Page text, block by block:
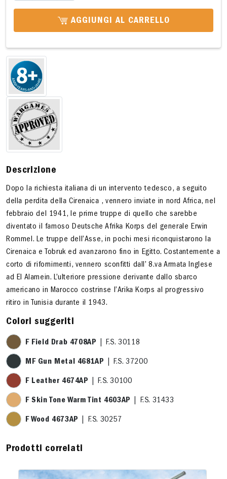
AGGIUNGI AL CARRELLO
Descrizione
Dopo la richiesta italiana di un intervento tedesco, a seguito
della perdita della Cirenaica , vennero inviate in nord Africa, nel
febbraio del 1941, le prime truppe di quello che sarebbe
diventato il famoso Deutsche Afrika Korps del generale Erwin
Rommel. Le truppe dell’Asse, in pochi mesi riconquistarono la
Cirenaica e Tobruk ed avanzarono fino in Egitto. Costantemente a
corto di rifornimenti, vennero sconfitti dall’ 8.va Armata Inglese
ad El Alamein. L’ulteriore pressione derivante dallo sbarco
americano in Marocco costrinse l’Arika Korps al progressivo
ritiro in Tunisia durante il 1943.
Colori suggeriti
F Field Drab 4708AP | F.S. 30118
MF Gun Metal 4681AP | F.S. 37200
F Leather 4674AP | F.S. 30100
F Skin Tone Warm Tint 4603AP | F.S. 31433
F Wood 4673AP | F.S. 30257
Prodotti correlati